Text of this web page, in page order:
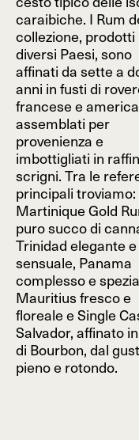
caraibiche. I Rum
collezione, prodotti
diversi Paesi, sono
affinati da sette a
anni in fusti di
francese e
assemblati per
provenienza e
imbottigliati in
scrigni. Tra le
principali troviamo:
Martinique Gold
puro succo di
Trinidad elegante e
sensuale, Panama
complesso e
Mauritius fresco e
floreale e Single
Salvador, affinato
di Bourbon, dal
pieno e rotondo.